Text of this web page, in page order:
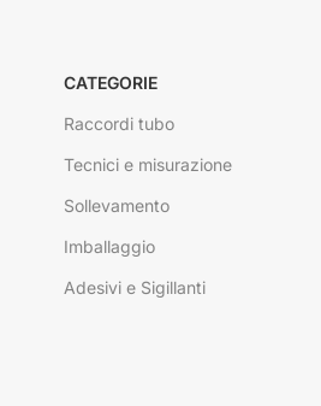
CATEGORIE
Raccordi tubo
Tecnici e misurazione
Sollevamento
Imballaggio
Adesivi e Sigillanti